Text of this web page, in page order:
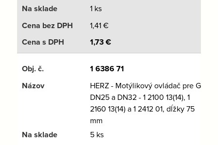
1 ks
1,41€
1,73€
1 6386 71
HERZ - Motýlikový ovládač pre GK
DN25 a DN32 - 1 2100 13(14), 1
2160 13(14) a 1 2412 01, dĺžky 75
mm
5 ks